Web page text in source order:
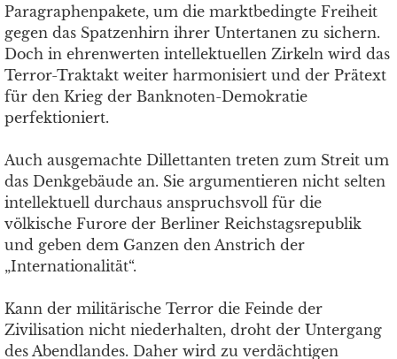
Paragraphenpakete, um die marktbedingte Freiheit
gegen das Spatzenhirn ihrer Untertanen zu sichern.
Doch in ehrenwerten intellektuellen Zirkeln wird das
Terror-Traktakt weiter harmonisiert und der Prätext
für den Krieg der Banknoten-Demokratie
perfektioniert.
Auch ausgemachte Dillettanten treten zum Streit um
das Denkgebäude an. Sie argumentieren nicht selten
intellektuell durchaus anspruchsvoll für die
völkische Furore der Berliner Reichstagsrepublik
und geben dem Ganzen den Anstrich der
„Internationalität“.
Kann der militärische Terror die Feinde der
Zivilisation nicht niederhalten, droht der Untergang
des Abendlandes. Daher wird zu verdächtigen